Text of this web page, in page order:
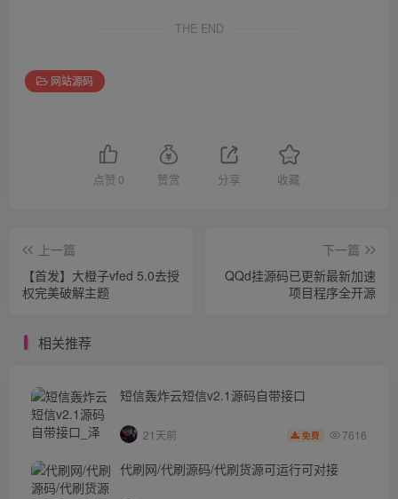
THE END
网站源码
点赞 0 赞赏 分享 收藏
上一篇
【首发】大橙子vfed 5.0去授
权完美破解主题
下一篇
QQd挂源码已更新最新加速
项目程序全开源
相关推荐
短信轰炸云短信v2.1源码自带接口
21天前 免费 7616
代刷网/代刷源码/代刷货源可运行可对接